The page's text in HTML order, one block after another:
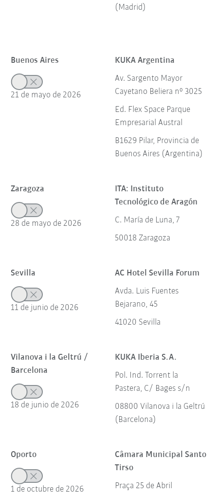
(Madrid)
Buenos Aires
21 de mayo de 2026
KUKA Argentina
Av. Sargento Mayor
Cayetano Beliera nº 3025
Ed. Flex Space Parque
Empresarial Austral
B1629 Pilar, Provincia de
Buenos Aires (Argentina)
Zaragoza
28 de mayo de 2026
ITA: Instituto
Tecnológico de Aragón
C. María de Luna, 7
50018 Zaragoza
Sevilla
11 de junio de 2026
AC Hotel Sevilla Forum
Avda. Luis Fuentes
Bejarano, 45
41020 Sevilla
Vilanova i la Geltrú /
Barcelona
18 de junio de 2026
KUKA Iberia S.A.
Pol. Ind. Torrent la
Pastera, C/ Bages s/n
08800 Vilanova i la Geltrú
(Barcelona)
Oporto
1 de octubre de 2026
Câmara Municipal Santo
Tirso
Praça 25 de Abril